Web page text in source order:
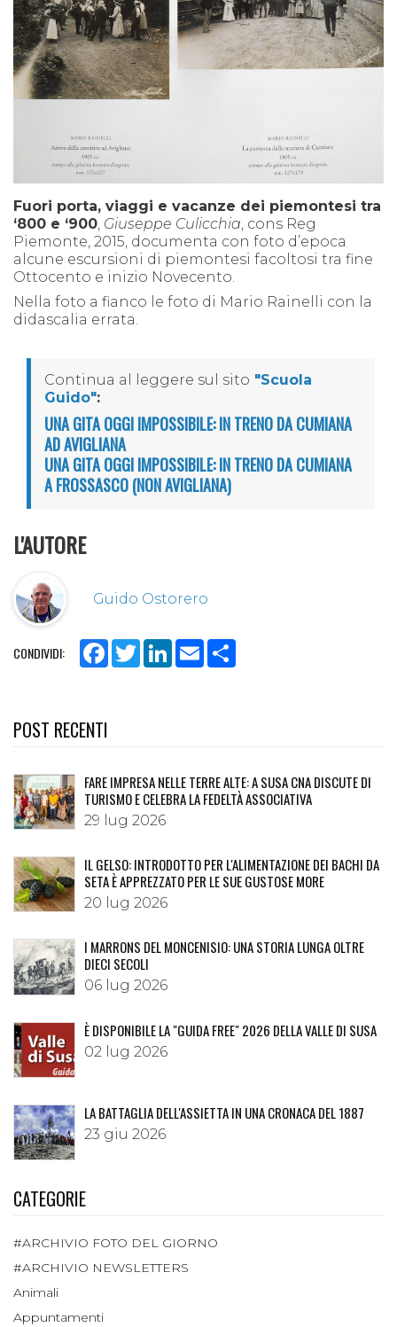
Fuori porta, viaggi e vacanze dei piemontesi tra
‘800 e ‘900, Giuseppe Culicchia, cons Reg
Piemonte, 2015, documenta con foto d’epoca
alcune escursioni di piemontesi facoltosi tra fine
Ottocento e inizio Novecento.
Nella foto a fianco le foto di Mario Rainelli con la
didascalia errata.
Continua al leggere sul sito "Scuola
Guido":
UNA GITA OGGI IMPOSSIBILE: IN TRENO DA CUMIANA
AD AVIGLIANA
UNA GITA OGGI IMPOSSIBILE: IN TRENO DA CUMIANA
A FROSSASCO (NON AVIGLIANA)
L'AUTORE
Guido Ostorero
CONDIVIDI: Facebook
TwitterLinkedIn
Email
POST RECENTI
FARE IMPRESA NELLE TERRE ALTE: A SUSA CNA DISCUTE DI
TURISMO E CELEBRA LA FEDELTÀ ASSOCIATIVA
29 lug 2026
IL GELSO: INTRODOTTO PER L'ALIMENTAZIONE DEI BACHI DA
SETA È APPREZZATO PER LE SUE GUSTOSE MORE
20 lug 2026
I MARRONS DEL MONCENISIO: UNA STORIA LUNGA OLTRE
DIECI SECOLI
06 lug 2026
È DISPONIBILE LA "GUIDA FREE" 2026 DELLA VALLE DI SUSA
02 lug 2026
LA BATTAGLIA DELL'ASSIETTA IN UNA CRONACA DEL 1887
23 giu 2026
CATEGORIE
#ARCHIVIO FOTO DEL GIORNO
#ARCHIVIO NEWSLETTERS
Animali
Appuntamenti